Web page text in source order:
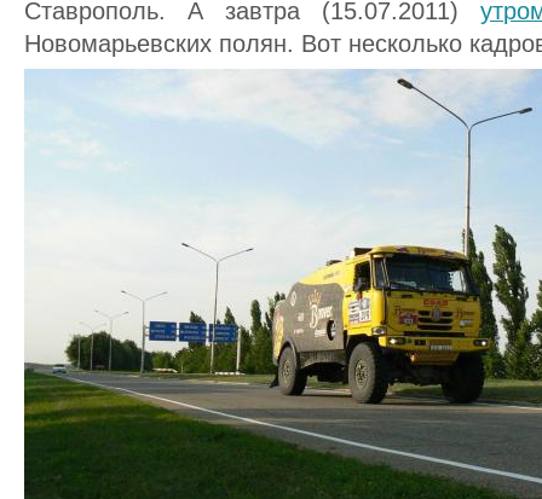
Ставрополь. А завтра (15.07.2011)
Новомарьевских полян. Вот несколько